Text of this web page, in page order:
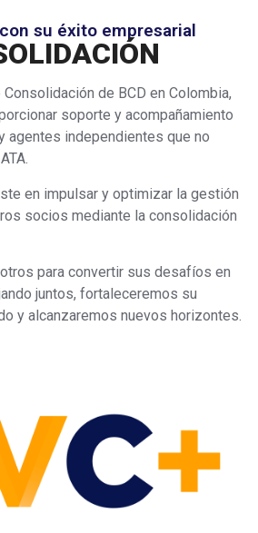
su éxito empresarial
de BCD en Colombia,
soporte y acompañamiento
agentes independientes que no
en impulsar y optimizar la gestión
socios mediante la consolidación
para convertir sus desafíos en
juntos, fortaleceremos su
y alcanzaremos nuevos horizontes.